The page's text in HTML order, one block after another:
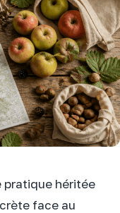
pratique héritée
face au